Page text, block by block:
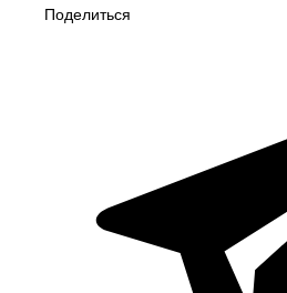
Поделиться